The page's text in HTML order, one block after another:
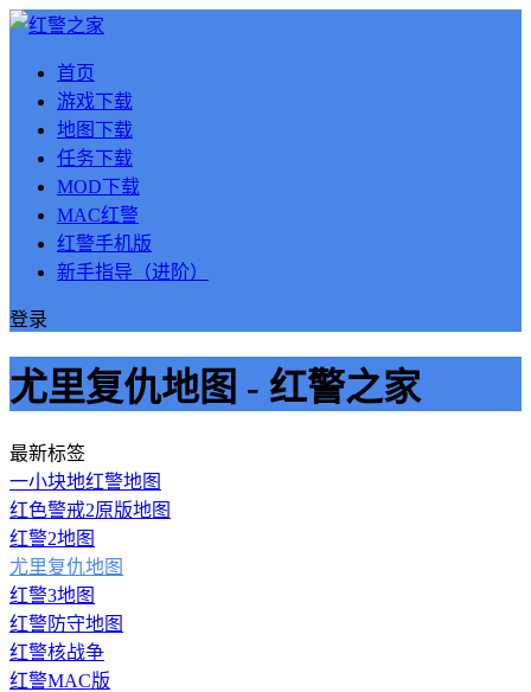
首页
游戏下载
地图下载
任务下载
MOD下载
MAC红警
红警手机版
新手指导（进阶）
登录
尤里复仇地图 - 红警之家
最新标签
一小块地红警地图
红色警戒2原版地图
红警2地图
尤里复仇地图
红警3地图
红警防守地图
红警核战争
红警MAC版